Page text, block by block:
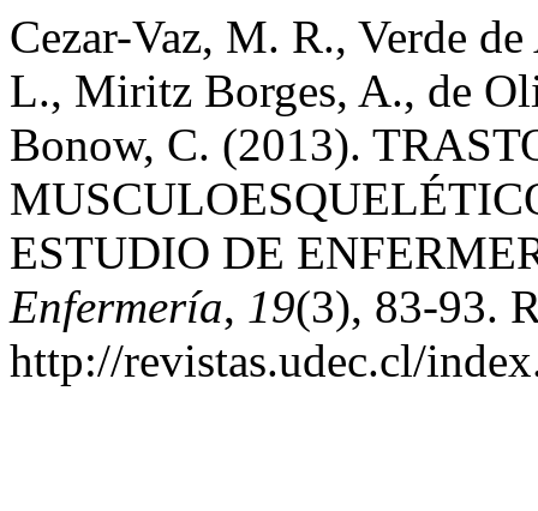
Cezar-Vaz, M. R., Verde
L., Miritz Borges, A., de
Bonow, C. (2013).
ESTUDIO DE
Enfermería, 19(3), 83-93.
http://revistas.udec.cl/